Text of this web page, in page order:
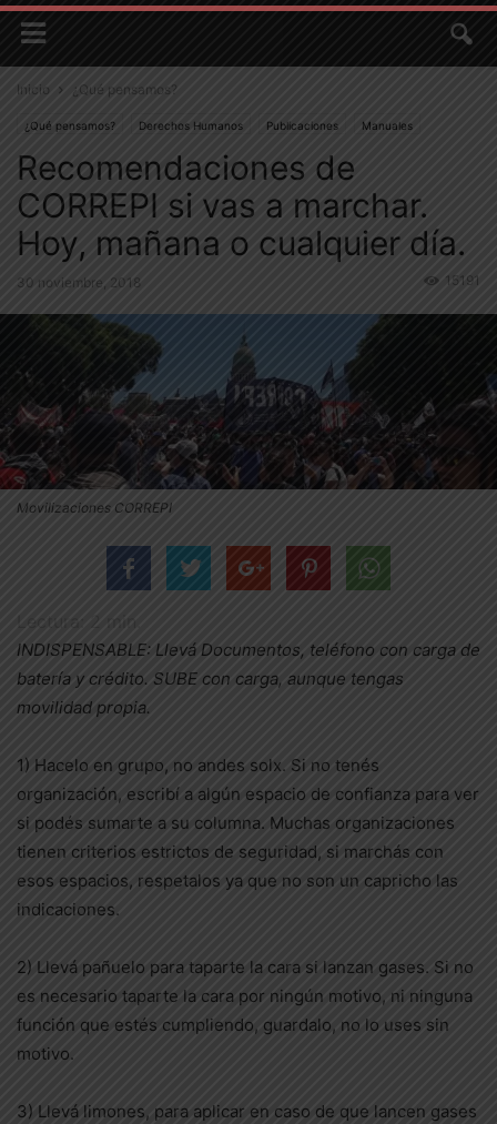
Inicio ¿Qué pensamos?
¿Qué pensamos? Derechos Humanos Publicaciones Manuales
Protesta Social
Recomendaciones de
CORREPI si vas a marchar.
Hoy, mañana o cualquier día.
30 noviembre, 2018 15191
Movilizaciones CORREPI
INDISPENSABLE: Llevá Documentos, teléfono con carga de
batería y crédito. SUBE con carga, aunque tengas
movilidad propia.
1) Hacelo en grupo, no andes solx. Si no tenés
organización, escribí a algún espacio de confianza para ver
si podés sumarte a su columna. Muchas organizaciones
tienen criterios estrictos de seguridad, si marchás con
esos espacios, respetalos ya que no son un capricho las
indicaciones.
2) Llevá pañuelo para taparte la cara si lanzan gases. Si no
es necesario taparte la cara por ningún motivo, ni ninguna
función que estés cumpliendo, guardalo, no lo uses sin
motivo.
3) Llevá limones, para aplicar en caso de que lancen gases